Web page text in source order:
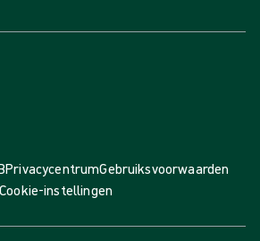
PrivacycentrumGebruiksvoorwaarden
Cookie-instellingen